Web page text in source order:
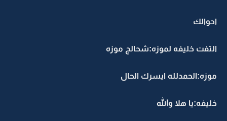
احوالك
التفت خليفه لموزه:شحالج موزه
موزه:الحمدلله ايسرك الحال
خليفه:يا هلا والله